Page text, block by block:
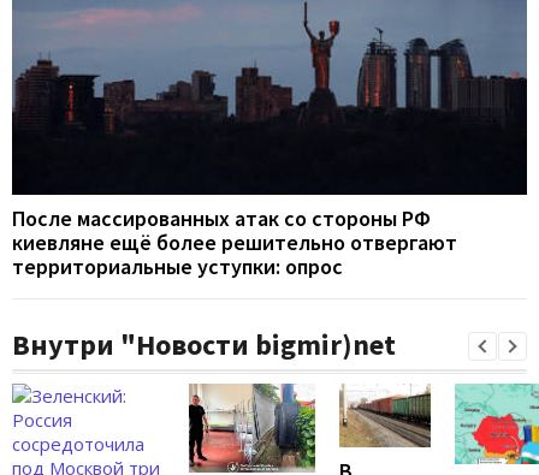
После массированных атак со стороны РФ
киевляне ещё более решительно отвергают
территориальные уступки: опрос
Внутри "Новости bigmir)net